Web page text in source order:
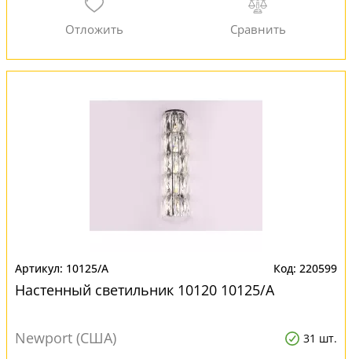
10125/A 220599
Настенный светильник 10120 10125/A
Newport (США) 31 шт.